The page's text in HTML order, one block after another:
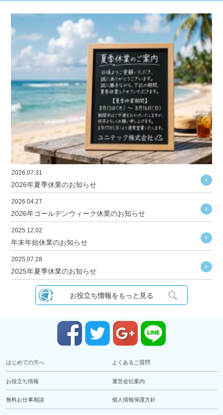
2026.07.31
2026年夏季休業のお知らせ
2026.04.27
2026年ゴールデンウィーク休業のお知らせ
2025.12.02
年末年始休業のお知らせ
2025.07.28
2025年夏季休業のお知らせ
お役立ち情報をもっと見る
はじめての方へ よくあるご質問
お役立ち情報 運営会社案内
無料お仕事相談 個人情報保護方針